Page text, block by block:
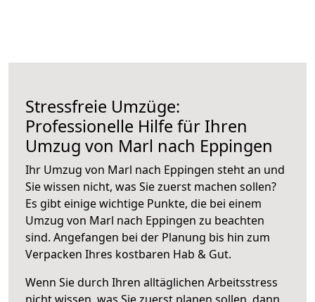
Stressfreie Umzüge:
Professionelle Hilfe für Ihren
Umzug von Marl nach Eppingen
Ihr Umzug von Marl nach Eppingen steht an und
Sie wissen nicht, was Sie zuerst machen sollen?
Es gibt einige wichtige Punkte, die bei einem
Umzug von Marl nach Eppingen zu beachten
sind. Angefangen bei der Planung bis hin zum
Verpacken Ihres kostbaren Hab & Gut.
Wenn Sie durch Ihren alltäglichen Arbeitsstress